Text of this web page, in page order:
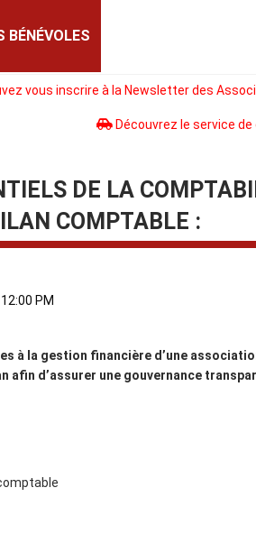
BÉNÉVOLES
vous inscrire à la Newsletter des
Découvrez le service
DE LA
COMPTABLE :
October 17, 2026 de 9:00 AM à 12:00 PM
à la gestion financière d’une
afin d’assurer une gouvernance